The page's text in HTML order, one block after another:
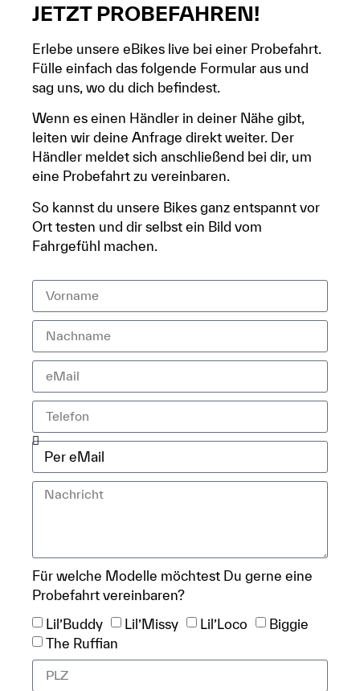
JETZT PROBEFAHREN!
Erlebe unsere eBikes live bei einer Probefahrt.
Fülle einfach das folgende Formular aus und
sag uns, wo du dich befindest.
Wenn es einen Händler in deiner Nähe gibt,
leiten wir deine Anfrage direkt weiter. Der
Händler meldet sich anschließend bei dir, um
eine Probefahrt zu vereinbaren.
So kannst du unsere Bikes ganz entspannt vor
Ort testen und dir selbst ein Bild vom
Fahrgefühl machen.
Für welche Modelle möchtest Du gerne eine
Probefahrt vereinbaren?
Lil’Buddy
Lil’Missy Lil’Loco
Biggie
The Ruffian